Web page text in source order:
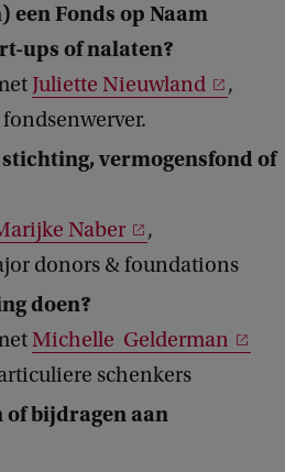
een Fonds op Naam
ups of nalaten?
Juliette Nieuwland
,
stichting, vermogensfond of
Naber
,
donors & foundations
doen?
Michelle Gelderman
schenkers
bijdragen aan